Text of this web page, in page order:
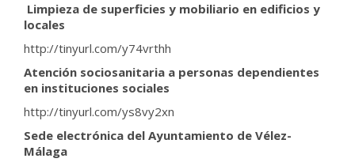
Limpieza de superficies y mobiliario en edificios y
locales
http://tinyurl.com/y74vrthh
Atención sociosanitaria a personas dependientes
en instituciones sociales
http://tinyurl.com/ys8vy2xn
Sede electrónica del Ayuntamiento de Vélez-
Málaga